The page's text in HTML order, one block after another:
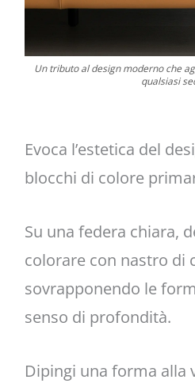
Un tributo al design moderno che
qualsiasi
Evoca l’estetica del
blocchi di colore
Su una federa chiara,
colorare con nastro di
sovrapponendo le
senso di profondità.
Dipingi una forma alla